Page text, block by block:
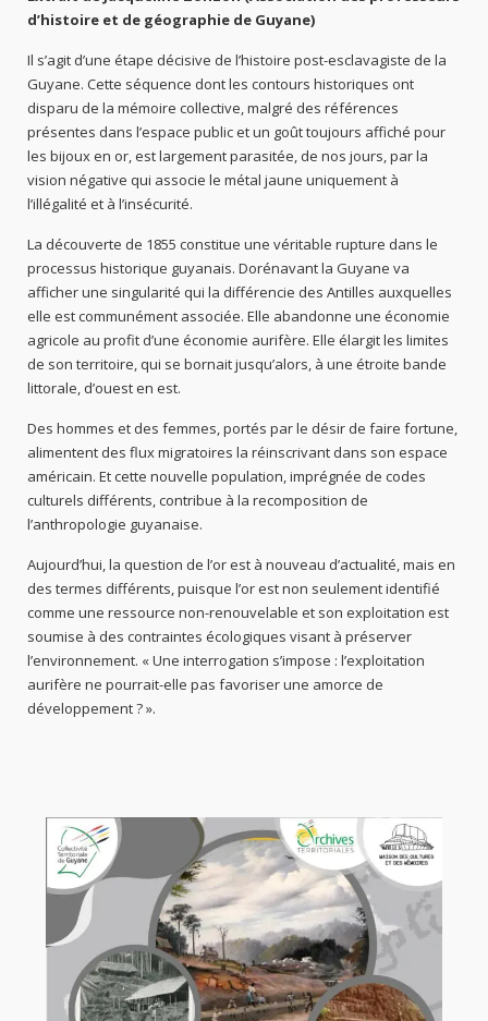
d’histoire et de géographie de Guyane)
Il s’agit d’une étape décisive de l’histoire post-esclavagiste de la
Guyane. Cette séquence dont les contours historiques ont
disparu de la mémoire collective, malgré des références
présentes dans l’espace public et un goût toujours affiché pour
les bijoux en or, est largement parasitée, de nos jours, par la
vision négative qui associe le métal jaune uniquement à
l’illégalité et à l’insécurité.
La découverte de 1855 constitue une véritable rupture dans le
processus historique guyanais. Dorénavant la Guyane va
afficher une singularité qui la différencie des Antilles auxquelles
elle est communément associée. Elle abandonne une économie
agricole au profit d’une économie aurifère. Elle élargit les limites
de son territoire, qui se bornait jusqu’alors, à une étroite bande
littorale, d’ouest en est.
Des hommes et des femmes, portés par le désir de faire fortune,
alimentent des flux migratoires la réinscrivant dans son espace
américain. Et cette nouvelle population, imprégnée de codes
culturels différents, contribue à la recomposition de
l’anthropologie guyanaise.
Aujourd’hui, la question de l’or est à nouveau d’actualité, mais en
des termes différents, puisque l’or est non seulement identifié
comme une ressource non-renouvelable et son exploitation est
soumise à des contraintes écologiques visant à préserver
l’environnement. « Une interrogation s’impose : l’exploitation
aurifère ne pourrait-elle pas favoriser une amorce de
développement ? ».